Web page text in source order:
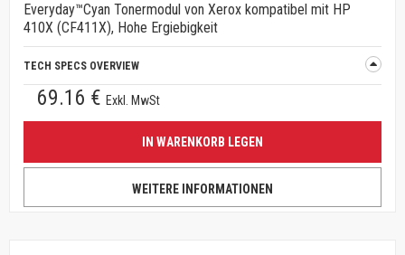
Everyday™Cyan Tonermodul von Xerox kompatibel mit HP
410X (CF411X), Hohe Ergiebigkeit
TECH SPECS OVERVIEW
69.16 € Exkl. MwSt
IN WARENKORB LEGEN
WEITERE INFORMATIONEN